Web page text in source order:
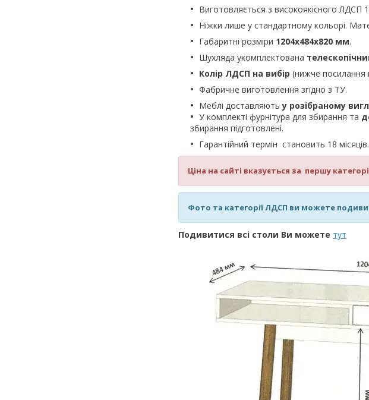
Виготовляється з високоякісного ЛДСП
Ніжки лише у стандартному кольорі.
Габаритні розміри 1204х484х820 мм.
Шухляда укомплектована
Колір ЛДСП на вибір (нижче посилання
Фабричне виготовлення згідно з ТУ.
Меблі доставляютьу розібраному
У комплекті фурнітура для збирання та
збирання підготовлені.
Гарантійний термін становить 18 місяців.
Ціна на сайті вказується за першу
Фото та категорії ЛДСП ви можете
Подивитися всі столи Ви можете тут